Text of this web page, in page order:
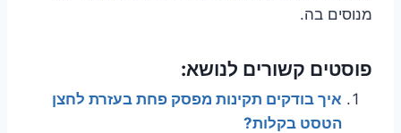
מנוסים בה.
פוסטים קשורים לנושא:
איך בודקים תקינות מפסק פחת בעזרת לחצן
הטסט בקלות?